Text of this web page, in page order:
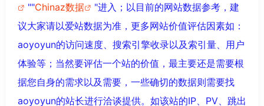
""Chinaz数据
"进入；以目前的网站数据参考，建
议大家请以爱站数据为准，更多网站价值评估因素如：
aoyoyun的访问速度、搜索引擎收录以及索引量、用户
体验等；当然要评估一个站的价值，最主要还是需要根
据您自身的需求以及需要，一些确切的数据则需要找
aoyoyun的站长进行洽谈提供。如该站的IP、PV、跳出